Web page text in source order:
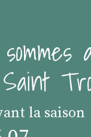
la saison